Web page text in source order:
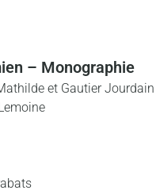
– Monographie
et Gautier Jourdain